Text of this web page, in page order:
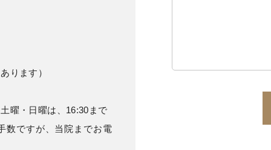
ります）
曜・日曜は、16:30まで
数ですが、当院までお電